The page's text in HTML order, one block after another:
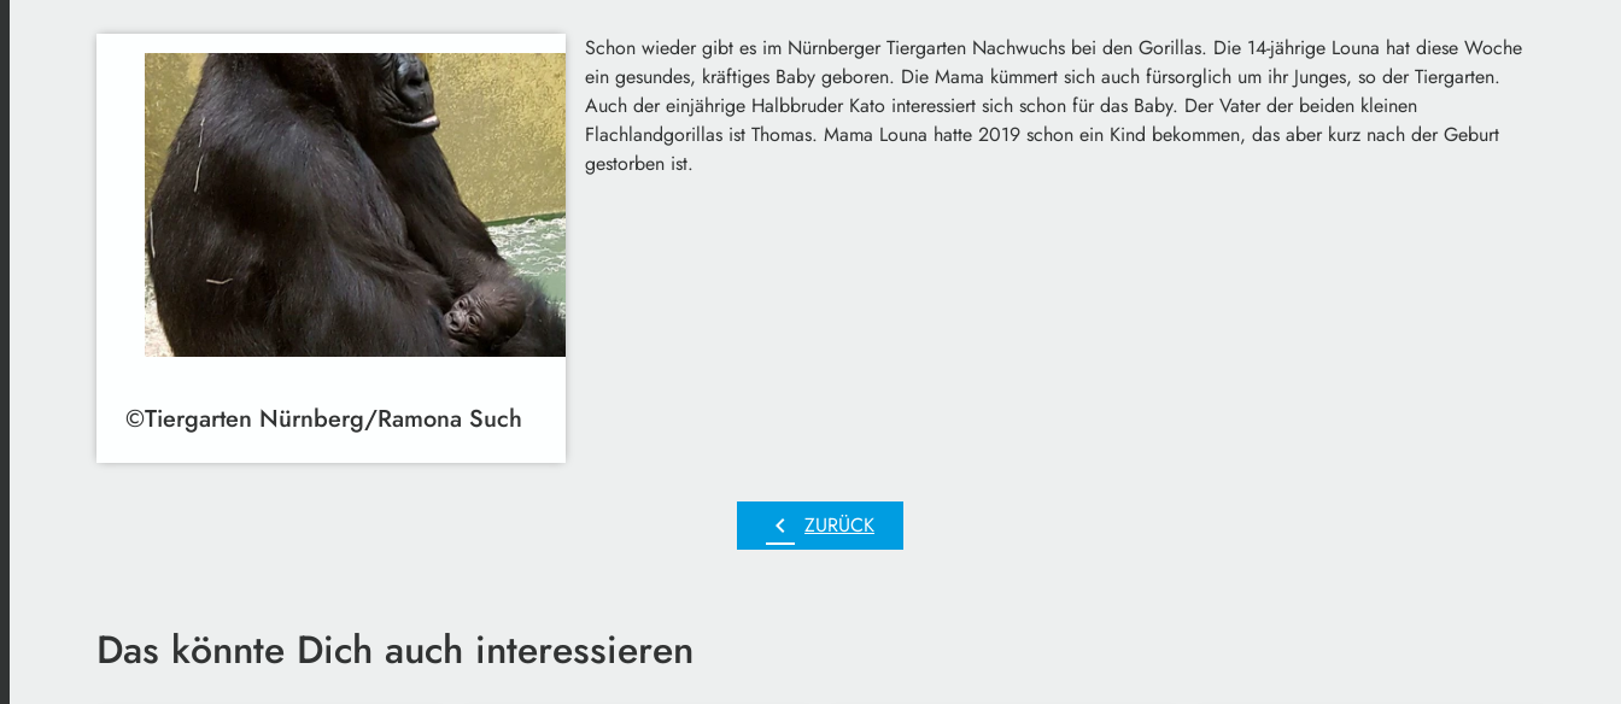
©Tiergarten Nürnberg/Ramona Such
Schon wieder gibt es im Nürnberger Tiergarten Nachwuchs bei den Gorillas. Die 14-jährige Louna hat diese Woche
ein gesundes, kräftiges Baby geboren. Die Mama kümmert sich auch fürsorglich um ihr Junges, so der Tiergarten.
Auch der einjährige Halbbruder Kato interessiert sich schon für das Baby. Der Vater der beiden kleinen
Flachlandgorillas ist Thomas. Mama Louna hatte 2019 schon ein Kind bekommen, das aber kurz nach der Geburt
gestorben ist.
chevron_left ZURÜCK
Das könnte Dich auch interessieren